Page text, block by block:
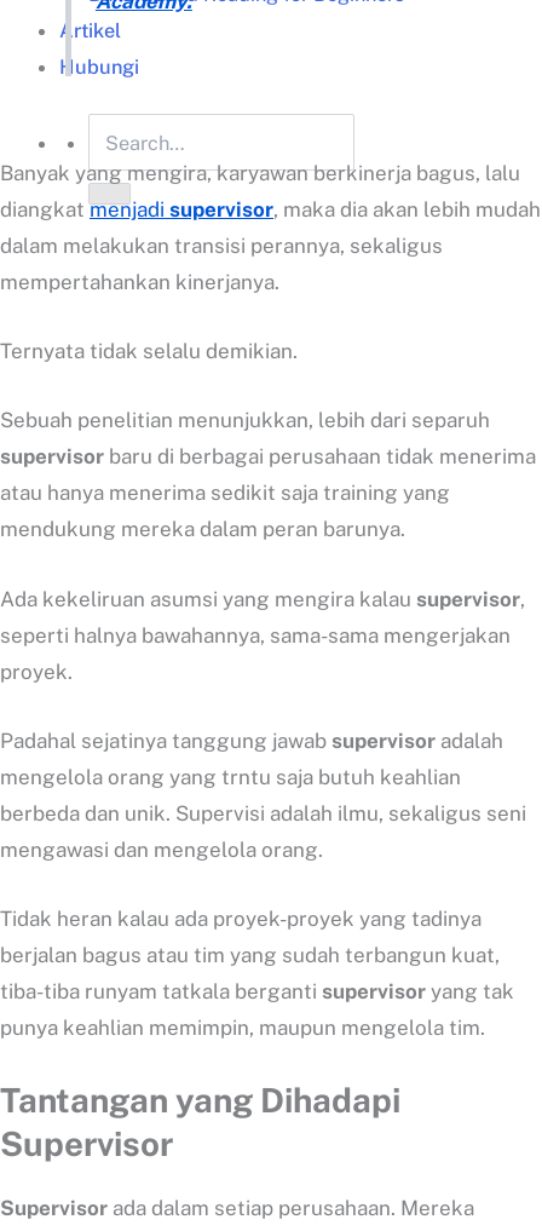
Artikel
Hubungi
Banyak yang mengira, karyawan berkinerja bagus, lalu
diangkatmenjadi supervisor, maka dia akan lebih mudah
dalam melakukan transisi perannya, sekaligus
mempertahankan kinerjanya.
Ternyata tidak selalu demikian.
Sebuah penelitian menunjukkan, lebih dari separuh
supervisor baru di berbagai perusahaan tidak menerima
atau hanya menerima sedikit saja training yang
mendukung mereka dalam peran barunya.
Ada kekeliruan asumsi yang mengira kalau supervisor,
seperti halnya bawahannya, sama-sama mengerjakan
proyek.
Padahal sejatinya tanggung jawab supervisor adalah
mengelola orang yang trntu saja butuh keahlian
berbeda dan unik. Supervisi adalah ilmu, sekaligus seni
mengawasi dan mengelola orang.
Tidak heran kalau ada proyek-proyek yang tadinya
berjalan bagus atau tim yang sudah terbangun kuat,
tiba-tiba runyam tatkala berganti supervisor yang tak
punya keahlian memimpin, maupun mengelola tim.
Tantangan yang Dihadapi
Supervisor
Supervisor ada dalam setiap perusahaan. Mereka